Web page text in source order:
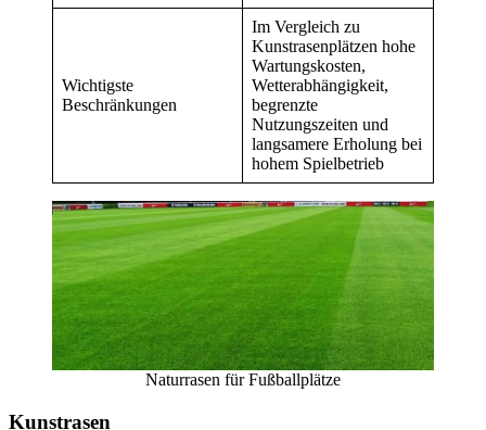
Wichtigste
Beschränkungen
Im Vergleich zu
Kunstrasenplätzen hohe
Wartungskosten,
Wetterabhängigkeit,
begrenzte
Nutzungszeiten und
langsamere Erholung bei
hohem Spielbetrieb
Naturrasen für Fußballplätze
Kunstrasen